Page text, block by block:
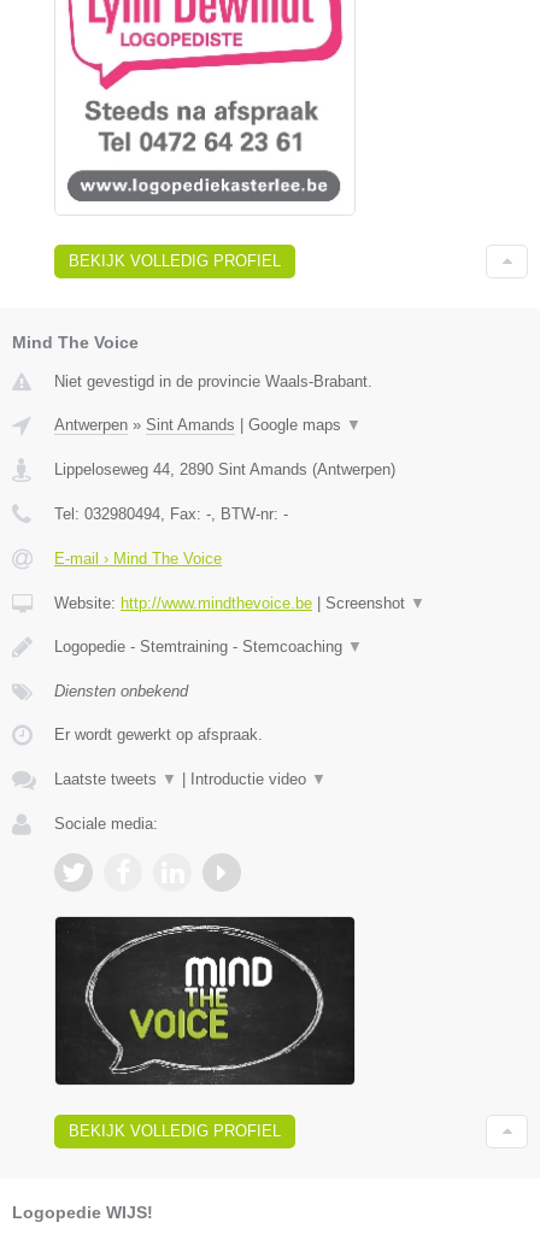
BEKIJK VOLLEDIG PROFIEL
Mind The Voice
Niet gevestigd in de provincie Waals-Brabant.
Antwerpen » Sint Amands Google maps ▼
Lippeloseweg 44, 2890 Sint Amands (Antwerpen)
Tel: 032980494, Fax: -, BTW-nr: -
E-mail › Mind The Voice
Website: http://www.mindthevoice.be Screenshot ▼
Logopedie - Stemtraining - Stemcoaching ▼
Diensten onbekend
Er wordt gewerkt op afspraak.
Laatste tweets ▼ Introductie video ▼
Sociale media:
BEKIJK VOLLEDIG PROFIEL
Logopedie WIJS!